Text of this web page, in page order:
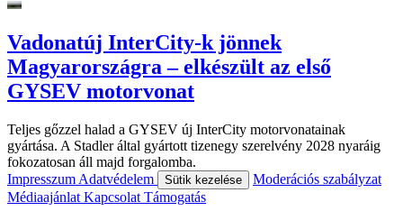
Vadonatúj InterCity-k jönnek
Magyarországra – elkészült az első
GYSEV motorvonat
Teljes gőzzel halad a GYSEV új InterCity motorvonatainak
gyártása. A Stadler által gyártott tizenegy szerelvény 2028 nyaráig
fokozatosan áll majd forgalomba.
Impresszum Adatvédelem Sütik kezelése
Moderációs szabályzat
Médiaajánlat Kapcsolat Támogatás